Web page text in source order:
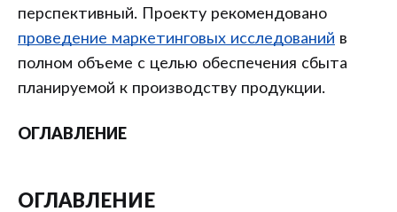
перспективный. Проекту рекомендовано
проведение маркетинговых исследований в
полном объеме с целью обеспечения сбыта
планируемой к производству продукции.
ОГЛАВЛЕНИЕ
ОГЛАВЛЕНИЕ